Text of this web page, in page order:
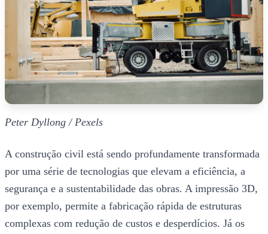
Peter Dyllong / Pexels
A construção civil está sendo profundamente transformada
por uma série de tecnologias que elevam a eficiência, a
segurança e a sustentabilidade das obras. A impressão 3D,
por exemplo, permite a fabricação rápida de estruturas
complexas com redução de custos e desperdícios. Já os